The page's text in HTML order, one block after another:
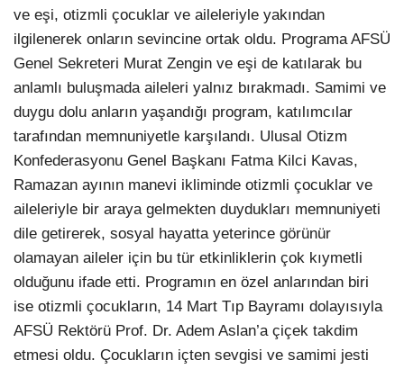
ve eşi, otizmli çocuklar ve aileleriyle yakından
ilgilenerek onların sevincine ortak oldu. Programa AFSÜ
Genel Sekreteri Murat Zengin ve eşi de katılarak bu
anlamlı buluşmada aileleri yalnız bırakmadı. Samimi ve
duygu dolu anların yaşandığı program, katılımcılar
tarafından memnuniyetle karşılandı. Ulusal Otizm
Konfederasyonu Genel Başkanı Fatma Kilci Kavas,
Ramazan ayının manevi ikliminde otizmli çocuklar ve
aileleriyle bir araya gelmekten duydukları memnuniyeti
dile getirerek, sosyal hayatta yeterince görünür
olamayan aileler için bu tür etkinliklerin çok kıymetli
olduğunu ifade etti. Programın en özel anlarından biri
ise otizmli çocukların, 14 Mart Tıp Bayramı dolayısıyla
AFSÜ Rektörü Prof. Dr. Adem Aslan’a çiçek takdim
etmesi oldu. Çocukların içten sevgisi ve samimi jesti